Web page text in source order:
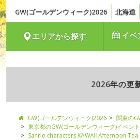
GW(ゴールデンウィーク)2026 北海道
エリアから探す イベ
2026年の更
GW(ゴールデンウィーク)2026 関東の
東京都のGW(ゴールデンウィーク)イベント
Sanrio characters KAWAII Afternoon Tea